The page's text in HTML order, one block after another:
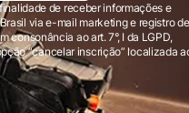
de receber informações e
ao art. 7°, I da LGPD,